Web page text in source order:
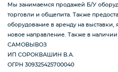
Мы занимаемся продажей Б/У
торговли и общепита. Также
оборудование в аренду на
новое направление. Также в наличии
САМОВЫВОЗ
ИП СОРОКВАШИН В.А.
ОГРН 309325425700040